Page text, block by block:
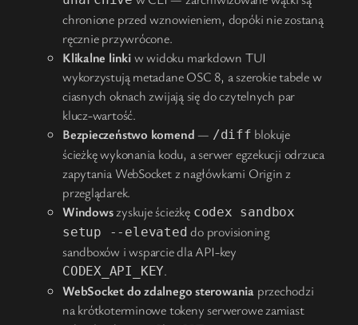
chronione przed wznowieniem, dopóki nie zostaną
ręcznie przywrócone.
Klikalne linkiw widoku markdown TUI
wykorzystują metadane OSC 8, a szerokie tabele w
ciasnych oknach zwijają się do czytelnych par
klucz-wartość.
Bezpieczeństwo komend— /diff blokuje
ścieżkę wykonania kodu, a serwer egzekucji odrzuca
zapytania WebSocket z nagłówkami Origin z
przeglądarek.
Windowszyskuje ścieżkę codex sandbox
setup --elevated do provisioning
sandboxów i wsparcie dla API-key
CODEX_API_KEY.
WebSocket do zdalnego sterowaniaprzechodzi
na krótkoterminowe tokeny serwerowe zamiast